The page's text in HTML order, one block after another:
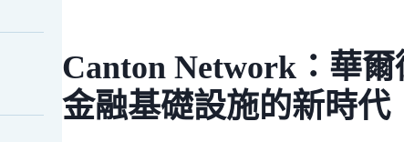
Canton Network：華
金融基礎設施的新時代